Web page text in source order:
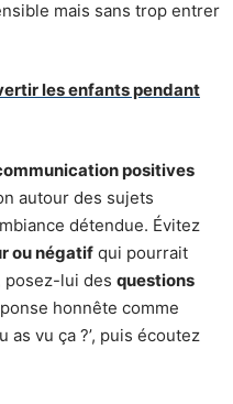
mais sans trop entrer
les enfants pendant
positives
autour des sujets
détendue. Évitez
ou négatif qui pourrait
posez-lui des questions
honnête comme
as vu ça ?’, puis écoutez